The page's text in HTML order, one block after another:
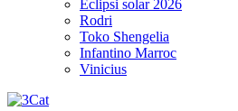
Eclipsi solar 2026
Rodri
Toko Shengelia
Infantino Marroc
Vinicius